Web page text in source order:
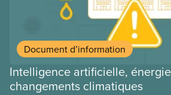
Document d’information
Intelligence artificielle,
changements climatiques